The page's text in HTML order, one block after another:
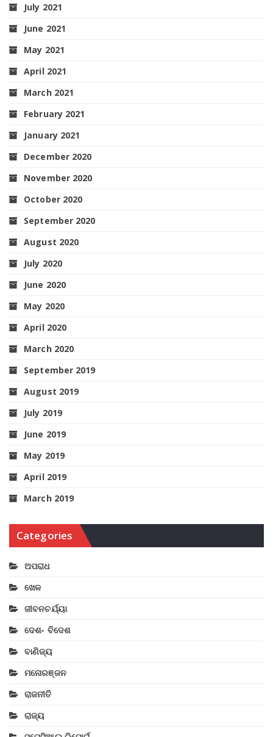
July 2021
June 2021
May 2021
April 2021
March 2021
February 2021
January 2021
December 2020
November 2020
October 2020
September 2020
August 2020
July 2020
June 2020
May 2020
April 2020
March 2020
September 2019
August 2019
July 2019
June 2019
May 2019
April 2019
March 2019
Categories
ଅପରାଧ
ଖେଳ
ଜୀବନଚର୍ଯ୍ୟା
ଦେଶ- ବିଦେଶ
ବାଣିଜ୍ୟ
ମନୋରଞ୍ଜନ
ରାଜନୀତି
ରାଜ୍ୟ